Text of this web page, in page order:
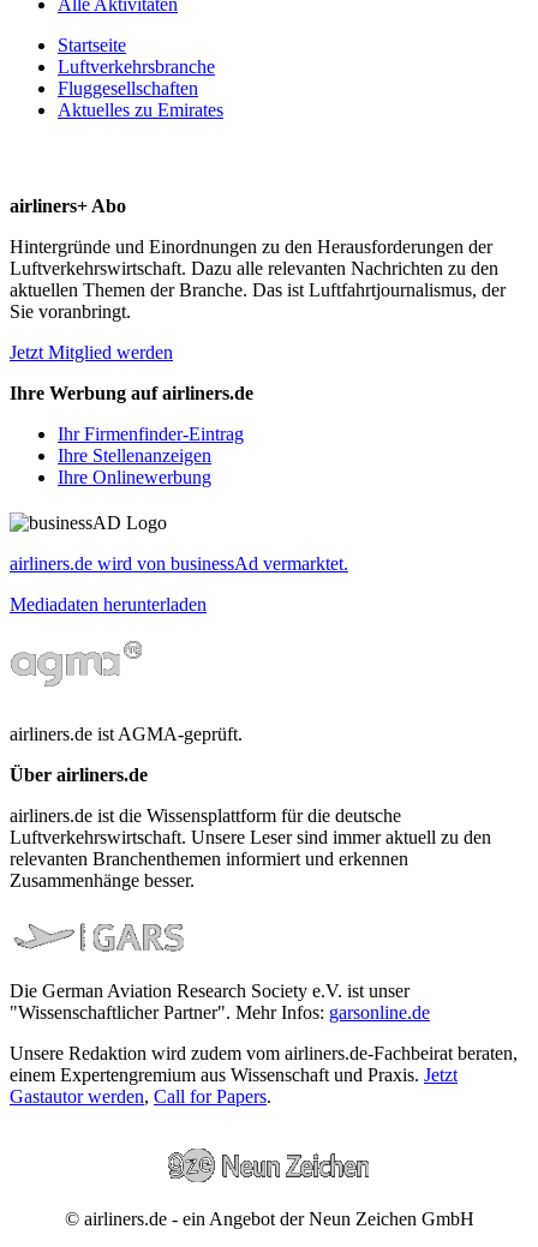
Startseite
Luftverkehrsbranche
Fluggesellschaften
Aktuelles zu Emirates
airliners+ Abo
Hintergründe und Einordnungen zu den Herausforderungen der
Luftverkehrswirtschaft. Dazu alle relevanten Nachrichten zu den
aktuellen Themen der Branche. Das ist Luftfahrtjournalismus, der
Sie voranbringt.
Jetzt Mitglied werden
Ihre Werbung auf airliners.de
Ihr Firmenfinder-Eintrag
Ihre Stellenanzeigen
Ihre Onlinewerbung
airliners.de wird von businessAd vermarktet.
Mediadaten herunterladen
airliners.de ist AGMA-geprüft.
Über airliners.de
airliners.de ist die Wissensplattform für die deutsche
Luftverkehrswirtschaft. Unsere Leser sind immer aktuell zu den
relevanten Branchenthemen informiert und erkennen
Zusammenhänge besser.
Die German Aviation Research Society e.V. ist unser
"Wissenschaftlicher Partner". Mehr Infos: garsonline.de
Unsere Redaktion wird zudem vom airliners.de-Fachbeirat beraten,
einem Expertengremium aus Wissenschaft und Praxis. Jetzt
Gastautor werden, Call for Papers.
© airliners.de - ein Angebot der Neun Zeichen GmbH